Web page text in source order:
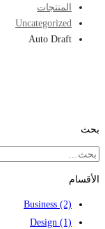
المنتجات
Uncategorized
Auto Draft
بحث
Search
for:
الأقسام
Business (2)
Design (1)